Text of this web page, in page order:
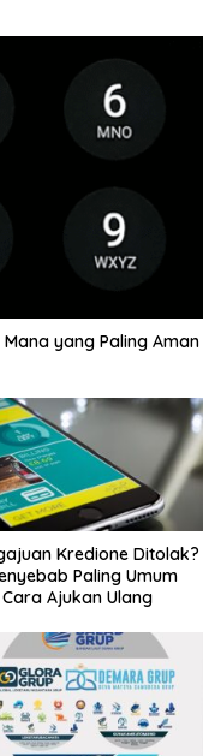
Mana yang Paling Aman
Kredione Ditolak?
Paling Umum
Ajukan Ulang